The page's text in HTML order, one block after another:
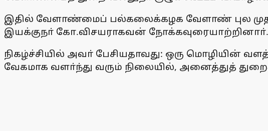
இதில் வேளாண்மைப் பல்கலைக்கழக வேளாண் புல
இயக்குநா் கோ.விசயராகவன் நோக்கவுரையாற்றினாா்.
நிகழ்ச்சியில் அவா் பேசியதாவது: ஒரு
வேகமாக வளா்ந்து வரும் நிலையில், அனைத்துத்